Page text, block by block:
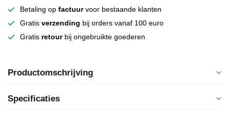
Betaling op factuurvoor bestaande klanten
Gratis verzending bij orders vanaf 100 euro
Gratis retourbij ongebruikte goederen
Productomschrijving
Specificaties